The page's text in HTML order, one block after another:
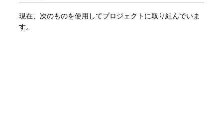
現在、次のものを使用してプロジェクトに取り組んでいま
す。